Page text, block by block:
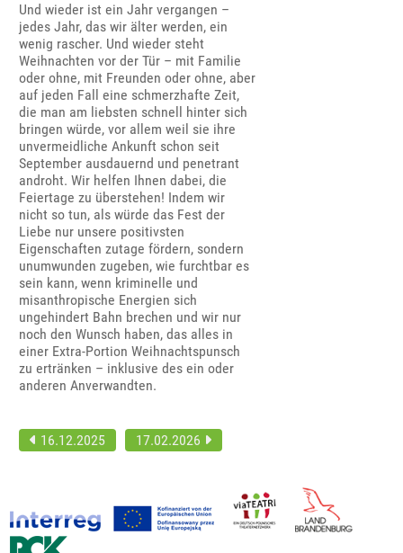
Und wieder ist ein Jahr vergangen –
jedes Jahr, das wir älter werden, ein
wenig rascher. Und wieder steht
Weihnachten vor der Tür – mit Familie
oder ohne, mit Freunden oder ohne, aber
auf jeden Fall eine schmerzhafte Zeit,
die man am liebsten schnell hinter sich
bringen würde, vor allem weil sie ihre
unvermeidliche Ankunft schon seit
September ausdauernd und penetrant
androht. Wir helfen Ihnen dabei, die
Feiertage zu überstehen! Indem wir
nicht so tun, als würde das Fest der
Liebe nur unsere positivsten
Eigenschaften zutage fördern, sondern
unumwunden zugeben, wie furchtbar es
sein kann, wenn kriminelle und
misanthropische Energien sich
ungehindert Bahn brechen und wir nur
noch den Wunsch haben, das alles in
einer Extra-Portion Weihnachtspunsch
zu ertränken – inklusive des ein oder
anderen Anverwandten.
16.12.2025 17.02.2026